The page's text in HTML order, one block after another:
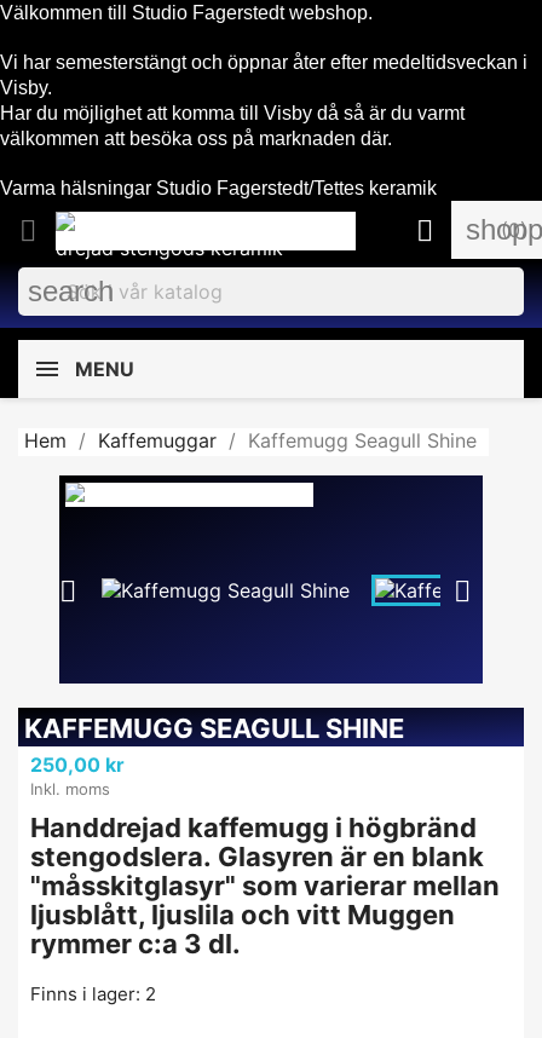
Välkommen till Studio Fagerstedt webshop.
Vi har semesterstängt och öppnar åter efter medeltidsveckan i
Visby.
Har du möjlighet att komma till Visby då så är du varmt
välkommen att besöka oss på marknaden där.
Varma hälsningar Studio Fagerstedt/Tettes keramik
 (0)

search
MENU
Hem Kaffemuggar Kaffemugg Seagull Shine
 
KAFFEMUGG SEAGULL SHINE
250,00 kr
Inkl. moms
Handdrejad kaffemugg i högbränd
stengodslera. Glasyren är en blank
"måsskitglasyr" som varierar mellan
ljusblått, ljuslila och vitt Muggen
rymmer c:a 3 dl.
Finns i lager: 2